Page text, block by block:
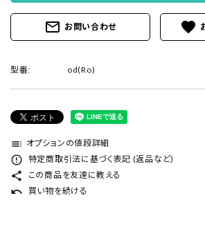
mail_outline お問い合わせ favorite
型番: od(Ro)
toc オプションの値段詳細
error_outline 特定商取引法に基づく表記 (返品など)
share この商品を友達に教える
undo 買い物を続ける